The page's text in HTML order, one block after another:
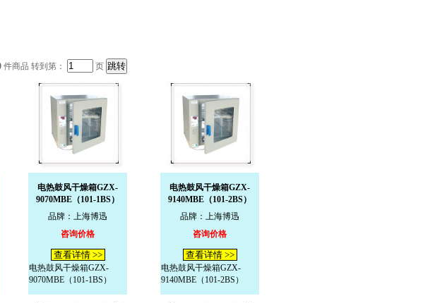
件商品 转到第： 页
电热鼓风干燥箱GZX-
9070MBE（101-1BS）
品牌：上海博迅
咨询价格
查看详情 >>
电热鼓风干燥箱GZX-
9070MBE（101-1BS）
电热鼓风干燥箱GZX-
9140MBE（101-2BS）
品牌：上海博迅
咨询价格
查看详情 >>
电热鼓风干燥箱GZX-
9140MBE（101-2BS）